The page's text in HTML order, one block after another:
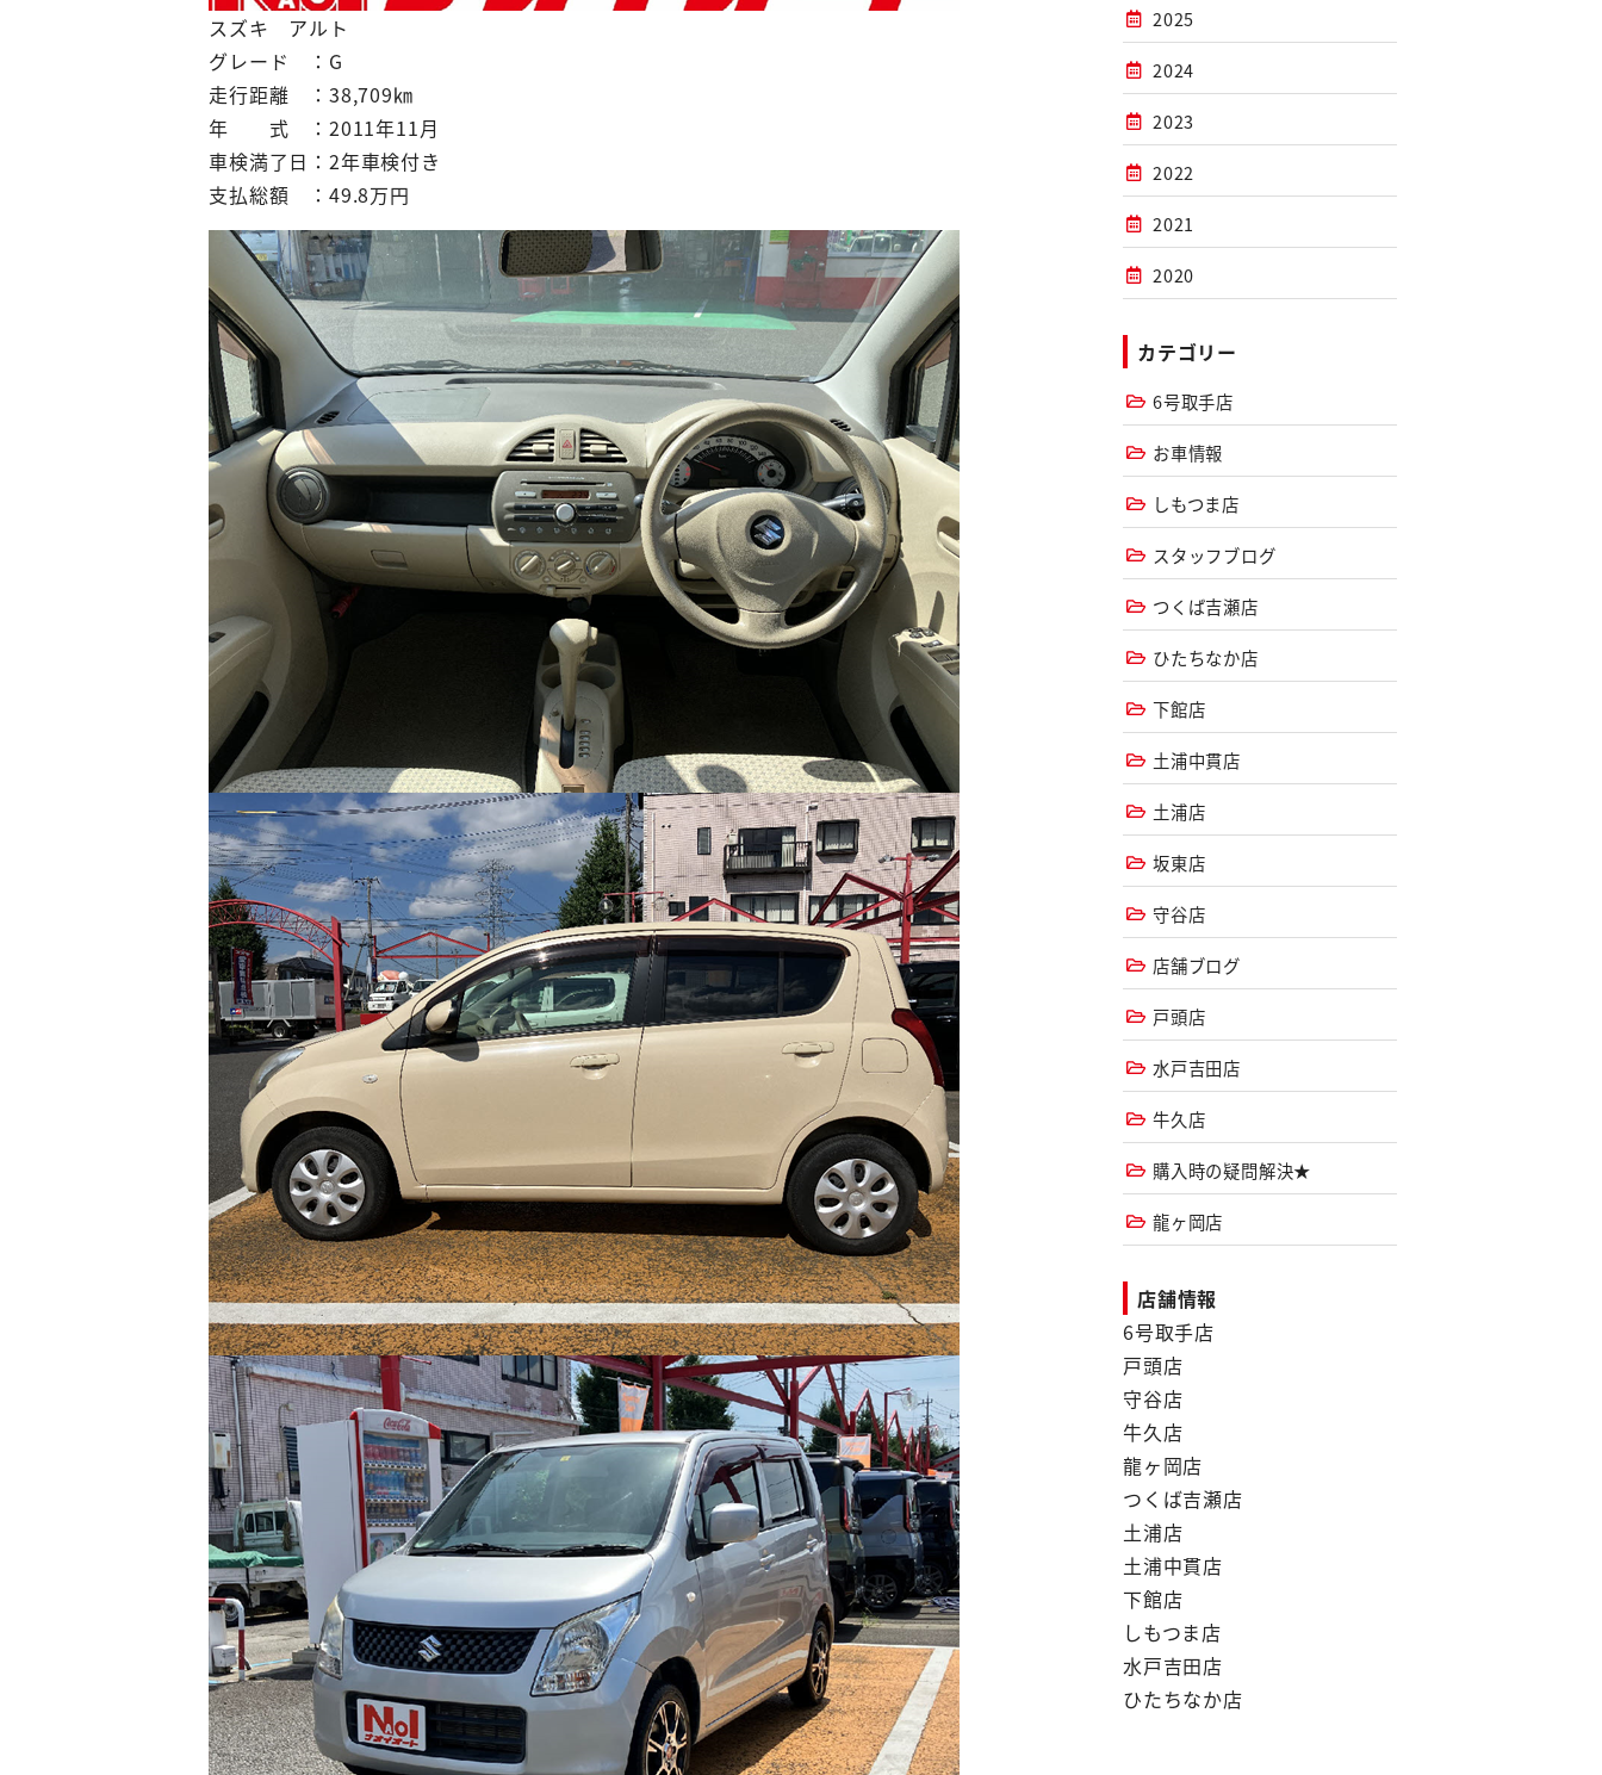
スズキ アルト
グレード ：G
走行距離 ：38,709㎞
年 式 ：2011年11月
車検満了日：2年車検付き
支払総額 ：49.8万円
2025
2024
2023
2022
2021
2020
カテゴリー
6号取手店
お車情報
しもつま店
スタッフブログ
つくば吉瀬店
ひたちなか店
下館店
土浦中貫店
土浦店
坂東店
守谷店
店舗ブログ
戸頭店
水戸吉田店
牛久店
購入時の疑問解決★
龍ヶ岡店
店舗情報
6号取手店
戸頭店
守谷店
牛久店
龍ヶ岡店
つくば吉瀬店
土浦店
土浦中貫店
下館店
しもつま店
水戸吉田店
ひたちなか店